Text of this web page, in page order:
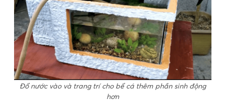
Đổ nước vào và trang trí cho bể cá thêm phần sinh động
hơn